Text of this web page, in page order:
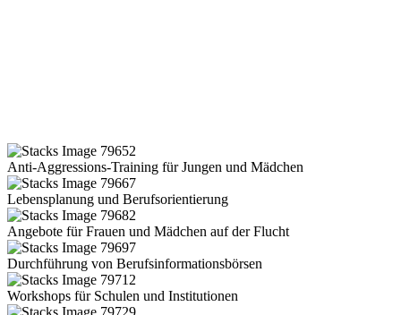
Anti-Aggressions-Training für Jungen und Mädchen
Lebensplanung und Berufsorientierung
Angebote für Frauen und Mädchen auf der Flucht
Durchführung von Berufsinformationsbörsen
Workshops für Schulen und Institutionen